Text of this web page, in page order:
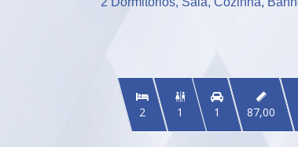
2

1 1

87,00